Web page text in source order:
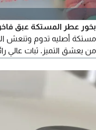
بخور عطر المستكة عبق
مستكة أصليه تدوم وتنعش
من يعشق التميز. ثبات عالي
لتمنحك هدوءا يلامس
لحظة، وكل رائحة تترك أثرا.